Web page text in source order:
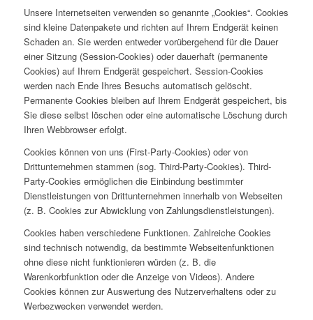
Unsere Internetseiten verwenden so genannte „Cookies“. Cookies
sind kleine Datenpakete und richten auf Ihrem Endgerät keinen
Schaden an. Sie werden entweder vorübergehend für die Dauer
einer Sitzung (Session-Cookies) oder dauerhaft (permanente
Cookies) auf Ihrem Endgerät gespeichert. Session-Cookies
werden nach Ende Ihres Besuchs automatisch gelöscht.
Permanente Cookies bleiben auf Ihrem Endgerät gespeichert, bis
Sie diese selbst löschen oder eine automatische Löschung durch
Ihren Webbrowser erfolgt.
Cookies können von uns (First-Party-Cookies) oder von
Drittunternehmen stammen (sog. Third-Party-Cookies). Third-
Party-Cookies ermöglichen die Einbindung bestimmter
Dienstleistungen von Drittunternehmen innerhalb von Webseiten
(z. B. Cookies zur Abwicklung von Zahlungsdienstleistungen).
Cookies haben verschiedene Funktionen. Zahlreiche Cookies
sind technisch notwendig, da bestimmte Webseitenfunktionen
ohne diese nicht funktionieren würden (z. B. die
Warenkorbfunktion oder die Anzeige von Videos). Andere
Cookies können zur Auswertung des Nutzerverhaltens oder zu
Werbezwecken verwendet werden.